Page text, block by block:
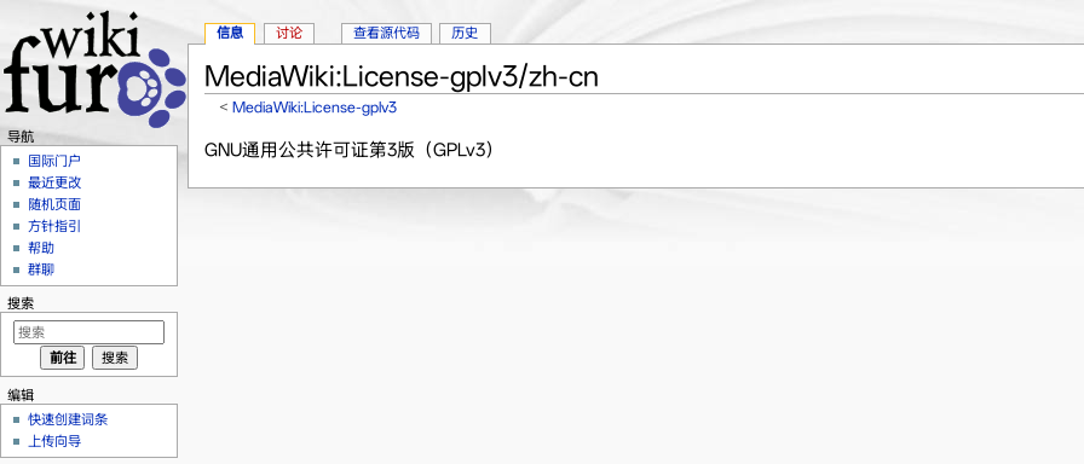
MediaWiki:License-gplv3/zh-cn
<MediaWiki:License-gplv3
GNU通用公共许可证第3版（GPLv3）
信息 讨论 查看源代码 历史
导航
国际门户
最近更改
随机页面
方针指引
帮助
群聊
搜索
编辑
快速创建词条
上传向导